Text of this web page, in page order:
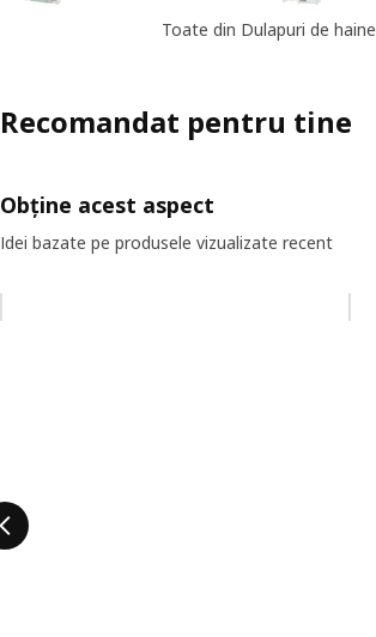
Toate din Dulapuri de haine
Recomandat pentru tine
Obține acest aspect
Idei bazate pe produsele vizualizate recent